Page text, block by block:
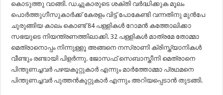
കൊടുത്തു വാങ്ങി. ഡച്ചുകാരുടെ ശക്തി വർദ്ധിക്കുക മൂലം
പൊർത്തുഗീസുകാർക്ക് കേരളം വിട്ട് പോകേണ്ടി വന്നതിനു മുൻപേ
ചുരുങ്ങിയ കാലം കൊണ്ട് 84 പള്ളികൾ റോമൻ കത്തോലിക്കാ
സഭയുടെ നിയന്ത്രണത്തിലാക്കി. 32 പള്ളികൾ മാത്രമേ തോമ്മാ
മെത്രാനൊപ്പം നിന്നുള്ളൂ അങ്ങനെ നസ്രാണി ക്രിസ്ത്യാനികൾ
വീണ്ടും രണ്ടായി പിളർന്നു. ജോസഫ് സെബാസ്തീനി മെത്രാനെ
പിന്തുണച്ചവർ പഴയകൂറ്റുകാർ എന്നും മാർത്തോമ്മാ പ്രഥമനെ
പിന്തുണച്ചവർ പുത്തൻ‍കൂറ്റുകാർ എന്നും അറിയപ്പെടാൻ തുടങ്ങി.